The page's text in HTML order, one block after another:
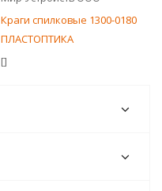
Краги спилковые 1300-0180
ПЛАСТОПТИКА
[]